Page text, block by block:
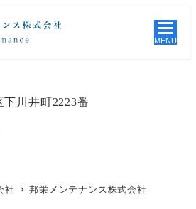
MENU
川井町2223番
社 邦栄メンテナンス株式会社